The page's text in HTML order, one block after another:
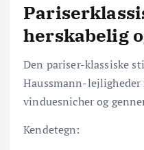
herskabelig
Den pariser-klassiske
Haussmann-
vinduesnicher og
Kendetegn: